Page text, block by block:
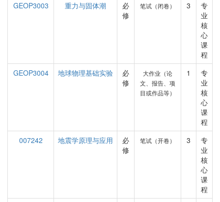
GEOP3003 重力与固体潮
必
修
笔试（闭卷） 3
专
业
核
心
课
程
GEOP3004
地球物理基础实验
必
修
大作业（论
文、报告、项
目或作品等）
1
专
业
核
心
课
程
007242
地震学原理与应用
必
修
笔试（开卷） 3
专
业
核
心
课
程